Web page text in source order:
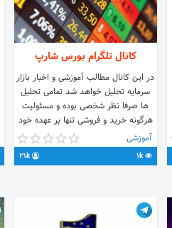
کانال تلگرام بورس شارپ
در این کانال مطالب آموزشی و اخبار بازار
سرمایه تحلیل خواهد شد تمامی تحلیل
ها صرفا نظر شخصی بوده و مسئولیت
هرگونه خرید و فروشی تنها بر عهده خود
شخص خواهد بود. ✅گروه جهت تبادل
نظر
https://t.me/bourssharpedugroup
آموزشی
1k
21k